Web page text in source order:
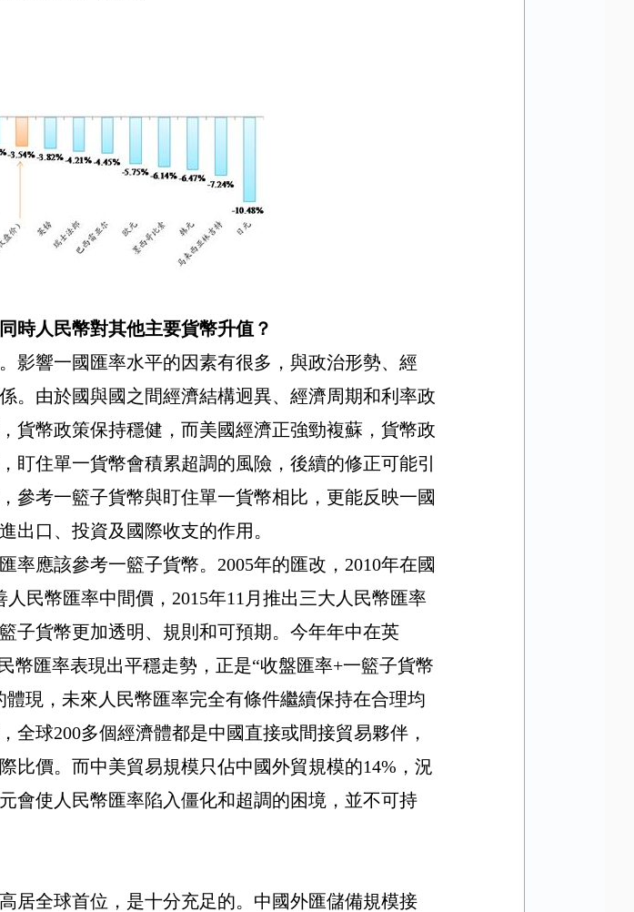
時人民幣對其他主要貨幣升值？
影響一國匯率水平的因素有很多，與政治形勢、經
。由於國與國之間經濟結構迥異、經濟周期和利率政
貨幣政策保持穩健，而美國經濟正強勁複蘇，貨幣政
盯住單一貨幣會積累超調的風險，後續的修正可能引
參考一籃子貨幣與盯住單一貨幣相比，更能反映一國
出口、投資及國際收支的作用。
率應該參考一籃子貨幣。 2005年的匯改， 2010年在國
人民幣匯率中間價， 2015年11 月推出三大人民幣匯率
子貨幣更加透明、規則和可預期。今年年中在英
幣匯率表現出平穩走勢，正是“收盤匯率+一籃子貨幣
現，未來人民幣匯率完全有條件繼續保持在合理均
全球200多個經濟體都是中國直接或間接貿易夥伴，
比價。而中美貿易規模只佔中國外貿規模的14% ，況
會使人民幣匯率陷入僵化和超調的困境，並不可持
居全球首位，是十分充足的。中國外匯儲備規模接